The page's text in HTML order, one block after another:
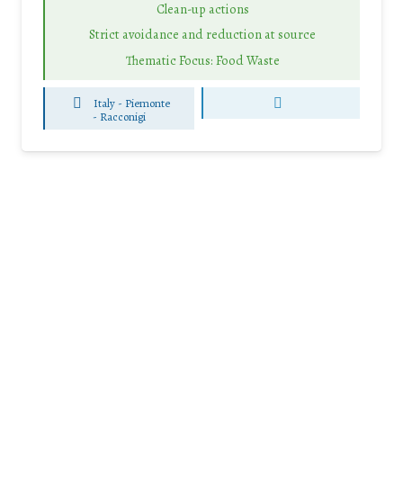
Clean-up actions
Strict avoidance and reduction at source
Thematic Focus: Food Waste
Italy - Piemonte
- Racconigi